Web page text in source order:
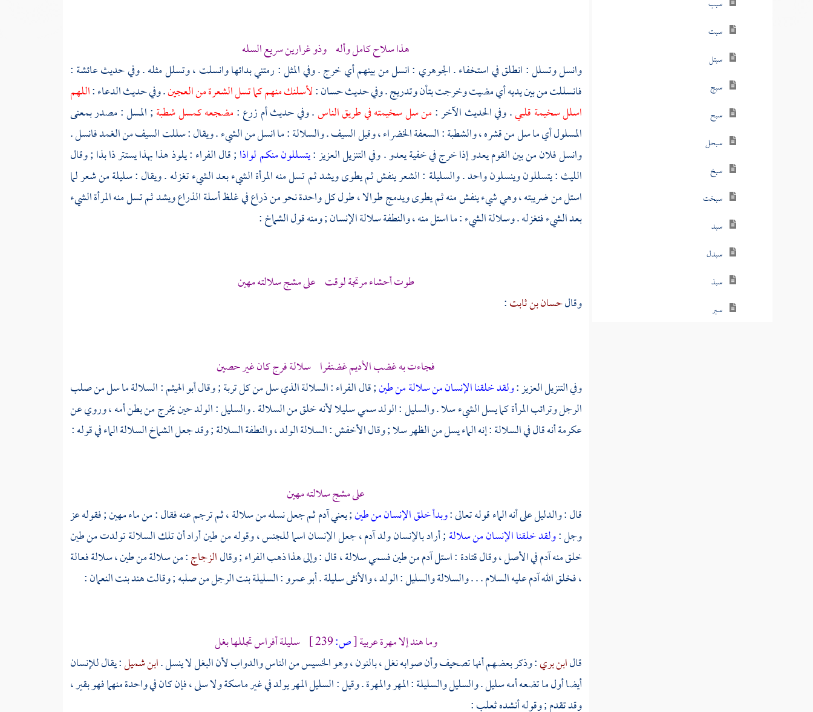
سبب
سبت
سبتل
سبج
سبح
سبحل
سبخ
سبخت
سبد
سبدل
سبذ
سبر
هذا سلاح كامل وأله وذو غرارين سريع السله
وانسل وتسلل : انطلق في استخفاء .الجوهري : انسل من بينهم أي خرج . وفي المثل : رمتني بدائها وانسلت ، وتسلل مثله . وفي حديثعائشة:
فانسللت من بين يديه أي مضيت وخرجت بتأن وتدريج . وفي حديثحسان:لأسلنك منهم كما تسل الشعرة من العجين. وفي حديث الدعاء :اللهم
اسلل سخيمة قلبي. وفي الحديث الآخر :من سل سخيمته في طريق الناس. وفي حديثأم زرع:مضجعه كمسل شطبة; المسل : مصدر بمعنى
المسلول أي ما سل من قشره ، والشطبة : السعفة الخضراء ، وقيل السيف . والسلالة : ما انسل من الشيء . ويقال : سللت السيف من الغمد فانسل .
وانسل فلان من بين القوم يعدو إذا خرج في خفية يعدو . وفي التنزيل العزيز :يتسللون منكم لواذا; قالالفراء: يلوذ هذا بهذا يستتر ذا بذا ; وقال
الليث: يتسللون وينسلون واحد . والسليلة : الشعر ينفش ثم يطوى ويشد ثم تسل منه المرأة الشيء بعد الشيء تغزله . ويقال : سليلة من شعر لما
استل من ضريبته ، وهي شيء ينفش منه ثم يطوى ويدمج طوالا ، طول كل واحدة نحو من ذراع في غلظ أسلة الذراع ويشد ثم تسل منه المرأة الشيء
بعد الشيء فتغزله . وسلالة الشيء : ما استل منه ، والنطفة سلالة الإنسان ; ومنه قولالشماخ:
طوت أحشاء مرتجة لوقت على مشج سلالته مهين
وقالحسان بن ثابت:
فجاءت به غضب الأديم غضنفرا سلالة فرج كان غير حصين
وفي التنزيل العزيز :ولقد خلقنا الإنسان من سلالة من طين; قالالفراء: السلالة الذي سل من كل تربة ; وقالأبو الهيثم: السلالة ما سل من صلب
الرجل وترائب المرأة كما يسل الشيء سلا . والسليل : الولد سمي سليلا لأنه خلق من السلالة . والسليل : الولد حين يخرج من بطن أمه ، وروي عن
عكرمةأنه قال في السلالة : إنه الماء يسل من الظهر سلا ; وقالالأخفش: السلالة الولد ، والنطفة السلالة ; وقد جعل الشماخ السلالة الماء في قوله :
على مشج سلالته مهين
قال : والدليل على أنه الماء قوله تعالى :وبدأ خلق الإنسان من طين; يعنيآدمثم جعل نسله من سلالة ، ثم ترجم عنه فقال : من ماء مهين ; فقوله عز
وجل :ولقد خلقنا الإنسان من سلالة; أراد بالإنسان ولد آدم ، جعل الإنسان اسما للجنس ، وقوله من طين أراد أن تلك السلالة تولدت من طين
خلق منهآدمفي الأصل ، وقالقتادة: استلآدممن طين فسمي سلالة ، قال : وإلى هذا ذهبالفراء; وقالالزجاج: من سلالة من طين ، سلالة فعالة
، فخلق اللهآدمعليه السلام . . . والسلالة والسليل : الولد ، والأنثى سليلة .أبو عمرو: السليلة بنت الرجل من صلبه ; وقالتهند بنت النعمان:
وما هند إلا مهرة عربية[ص:239 ]
سليلة أفراس تجللها بغل
قالابن بري: وذكر بعضهم أنها تصحيف وأن صوابه نغل ، بالنون ، وهو الخسيس من الناس والدواب لأن البغل لا ينسل .ابن شميل: يقال للإنسان
أيضا أول ما تضعه أمه سليل . والسليل والسليلة : المهر والمهرة . وقيل : السليل المهر يولد في غير ماسكة ولا سلى ، فإن كان في واحدة منهما فهو بقير ،
وقد تقدم ; وقوله أنشدهثعلب: